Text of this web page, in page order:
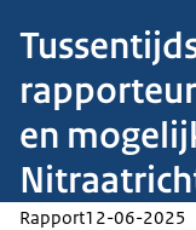
en
Rapport12-06-2025